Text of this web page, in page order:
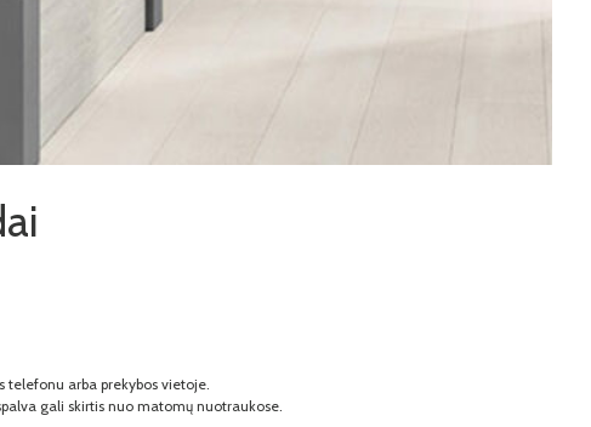
telefonu arba prekybos vietoje.
gali skirtis nuo matomų nuotraukose.